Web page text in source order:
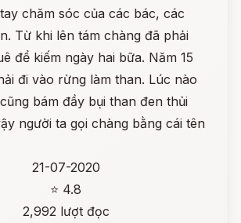
chăm sóc của các bác, các
Từ khi lên tám chàng đã phải
để kiếm ngày hai bữa. Năm 15
đi vào rừng làm than. Lúc nào
bám đầy bụi than đen thủi
người ta gọi chàng bằng cái tên
21-07-2020
⭐ 4.8
2,992 lượt đọc